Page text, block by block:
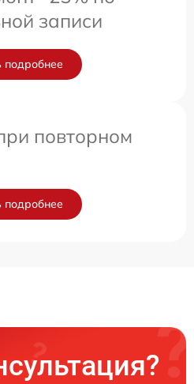
записи
подробнее
повторном
подробнее